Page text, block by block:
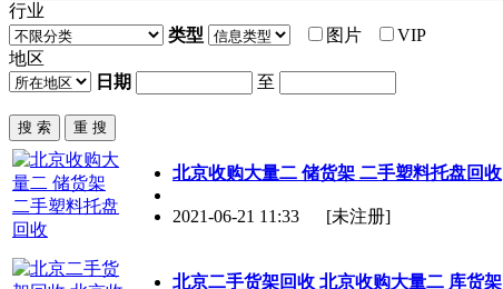
行业
类型
图片
VIP
地区
日期
至
北京收购大量二 储货架 二手塑料托盘回收
2021-06-21 11:33 [未注册]
北京二手货架回收 北京收购大量二 库货架